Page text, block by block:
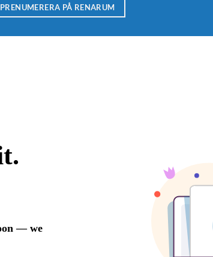
PRENUMERERA PÅ RENARUM